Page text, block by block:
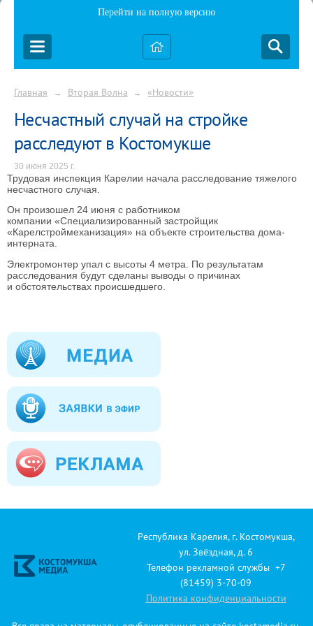
Перейти на полную версию
Главная → Вторая Волна → «Новости»
Несчастный случай на стройке
расследуют в Костомукше
30 июня 2025 г.
Трудовая инспекция Карелии начала расследование тяжелого
несчастного случая.
Он произошел 24 июня с работником
компании «Специализированный застройщик
«Карелстроймеханизация» на объекте строительства дома-
интерната.
Электромонтер упал с высоты 4 метра. По результатам
расследования будут сделаны выводы о причинах
и обстоятельствах происшедшего.
Республика Карелия, г. Костомукша,
ул. Звёздная, д. 6
Телефон рекламной службы +7
(81459) 3-70-09
Политика конфиденциальности